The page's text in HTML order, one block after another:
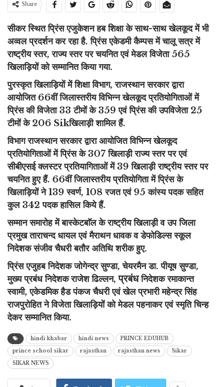
Share
सीकरस्थित प्रिंस एजुकेशन हब शिक्षा के साथ-साथ खेलकूद में भी
अव्वल प्रदर्शन कर रहा है. प्रिंस एकेडमी कैम्पस में चालू सत्र में
राष्ट्रीय स्तर, राज्य स्तर पर चयनित एवं मेडल विजेता 565
खिलाड़ियों को सम्मानित किया गया.
पुरस्कृत खिलाड़ियों में शिक्षा विभाग, राजस्थान सरकार द्वारा
आयोजित 66वीं जिलास्तरीय विभिन्न खेलकूद प्रतियोगिताओं में
प्रिंस की विजेता 33 टीमों के 359 एवं प्रिंस की उपविजेता 25
टीमों के 206 Sikखिलाड़ी शामिल हैं.
विभाग राजस्थान सरकार द्वारा आयोजित विभिन्न खेलकूद
प्रतियोगिताओं में प्रिंस के 307 खिलाड़ी राज्य स्तर पर एवं
सीबीएसई क्लस्टर प्रतियागिताओं में 39 खिलाड़ी राष्ट्रीय स्तर पर
चयनित हुए हैं. 66वीं जिलास्तरीय प्रतियोगिता में प्रिंस के
खिलाड़ियों ने 139 स्वर्ण, 108 रजत एवं 95 कांस्य पदक सहित
कुल 342 पदक हासिल किये हैं.
सम्मान समारोह में बास्केटबाॅल के राष्ट्रीय खिलाड़ी व उप जिला
प्रमुख ताराचन्द धायल एवं मैराथन धावक व डेफोडिल्स स्कूल
निदेशक संजीव चैधरी बतौर अतिथि शरीक हुए.
प्रिंस एजुहब निदेशक जोगेन्द्र सुण्डा, चेयरमैन डा. पीयूष सुण्डा,
मुख्य प्रबंध निदेशक राजेश ढिल्लन,प्रबंधनिदेशक रमाकान्त
स्वामी, एकेडमिक हैड पंकज चैधरी एवं खेल प्रभारी महेन्द्र सिंह
राजपुरोहित ने विजेता खिलाड़ियों को मेडल पहनाकर एवं स्मृति चिन्ह
देकर सम्मानित किया.
hindi khabar hindi news
PRINCE EDUHUB
prince school sikar
rajasthan rajasthan news
Sikar
SIKAR NEWS